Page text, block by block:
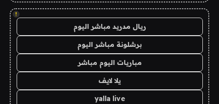
!
ريال مدريد مباشر اليوم
برشلونة مباشر اليوم
مباريات اليوم مباشر
يلا لايف
yalla live